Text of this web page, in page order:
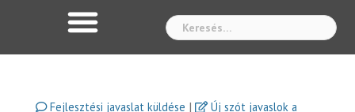
Fejlesztési javaslat küldése |
Új szót javaslok a